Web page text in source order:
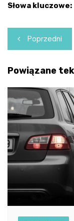
Słowa kluczowe:
wpisu
Poprzedni
Powiązane